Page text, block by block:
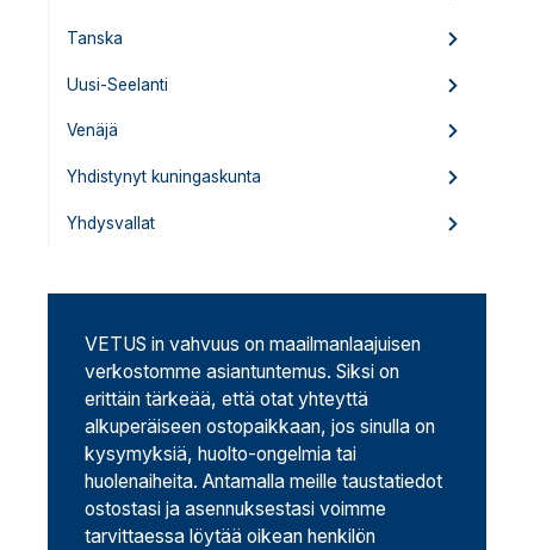
Tanska
Uusi-Seelanti
Venäjä
Yhdistynyt kuningaskunta
Yhdysvallat
VETUS in vahvuus on maailmanlaajuisen
verkostomme asiantuntemus. Siksi on
erittäin tärkeää, että otat yhteyttä
alkuperäiseen ostopaikkaan, jos sinulla on
kysymyksiä, huolto-ongelmia tai
huolenaiheita. Antamalla meille taustatiedot
ostostasi ja asennuksestasi voimme
tarvittaessa löytää oikean henkilön